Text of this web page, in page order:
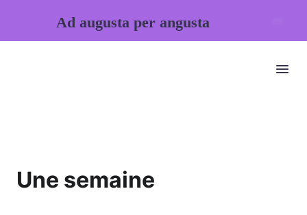
Une semaine
Ad augusta per angusta